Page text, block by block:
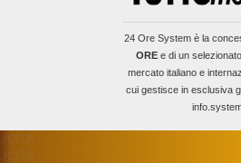
24 Ore Systemè la
OREe di un
mercato italiano e
cui gestisce in esclusiva